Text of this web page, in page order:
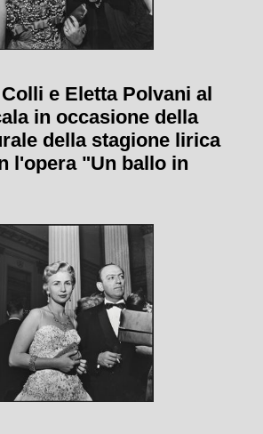
e Eletta Polvani al
in occasione della
della stagione lirica
l'opera "Un ballo in
e la regia di